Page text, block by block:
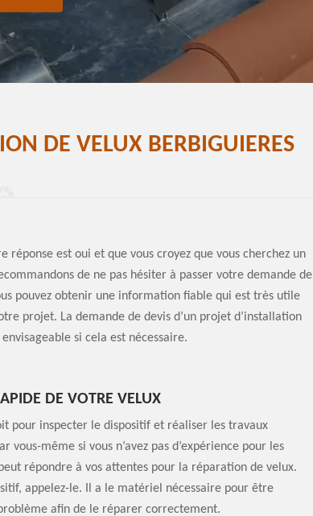
DE VELUX BERBIGUIERES
réponse est oui et que vous croyez que vous cherchez un
de ne pas hésiter à passer votre demande de
pouvez obtenir une information fiable qui est très utile
projet. La demande de devis d’un projet d’installation
si cela est nécessaire.
DE VOTRE VELUX
pour inspecter le dispositif et réaliser les travaux
vous-même si vous n’avez pas d’expérience pour les
répondre à vos attentes pour la réparation de velux.
appelez-le. Il a le matériel nécessaire pour être
afin de le réparer correctement.